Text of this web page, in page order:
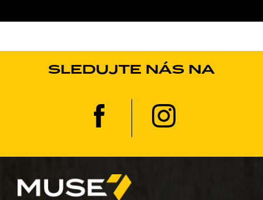
SLEDUJTE NÁS NA